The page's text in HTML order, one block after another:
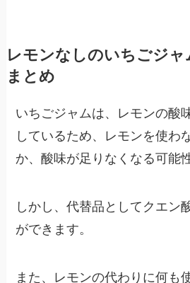
レモンなしのいちごジャ
まとめ
いちごジャムは、レモンの酸
しているため、レモンを使わ
か、酸味が足りなくなる可能
しかし、代替品としてクエン
ができます。
また、レモンの代わりに何も